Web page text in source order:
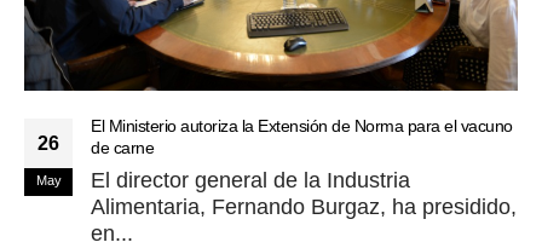
26
May
El Ministerio autoriza la Extensión de Norma para el vacuno
de carne
El director general de la Industria
Alimentaria, Fernando Burgaz, ha presidido,
en...